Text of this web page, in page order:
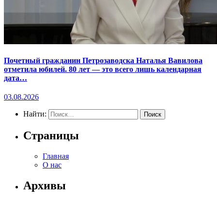
Почетный гражданин Петрозаводска Наталья Вавилова
отметила юбилей. 80 лет — это всего лишь календарная
дата…
03.08.2026
Найти:
Страницы
Главная
О нас
Архивы